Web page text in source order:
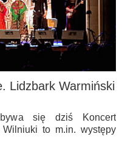
Lidzbark Warmiński
się dziś Koncert
Wilniuki to m.in. występy